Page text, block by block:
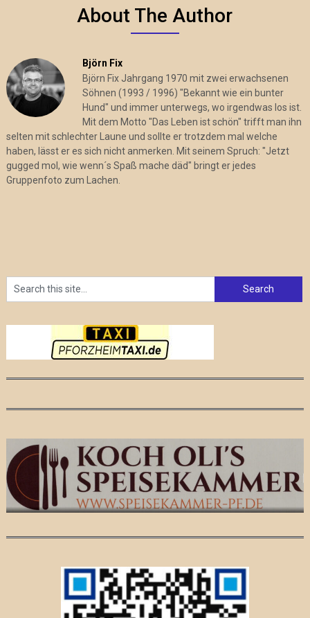
About The Author
Björn Fix
Björn Fix Jahrgang 1970 mit zwei erwachsenen
Söhnen (1993 / 1996) "Bekannt wie ein bunter
Hund" und immer unterwegs, wo irgendwas los ist.
Mit dem Motto "Das Leben ist schön" trifft man ihn
selten mit schlechter Laune und sollte er trotzdem mal welche
haben, lässt er es sich nicht anmerken. Mit seinem Spruch: "Jetzt
gugged mol, wie wenn´s Spaß mache däd" bringt er jedes
Gruppenfoto zum Lachen.